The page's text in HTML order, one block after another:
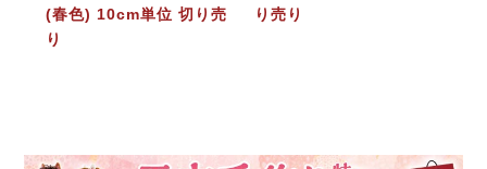
(春色) 10cm単位 切り売
り
り売り